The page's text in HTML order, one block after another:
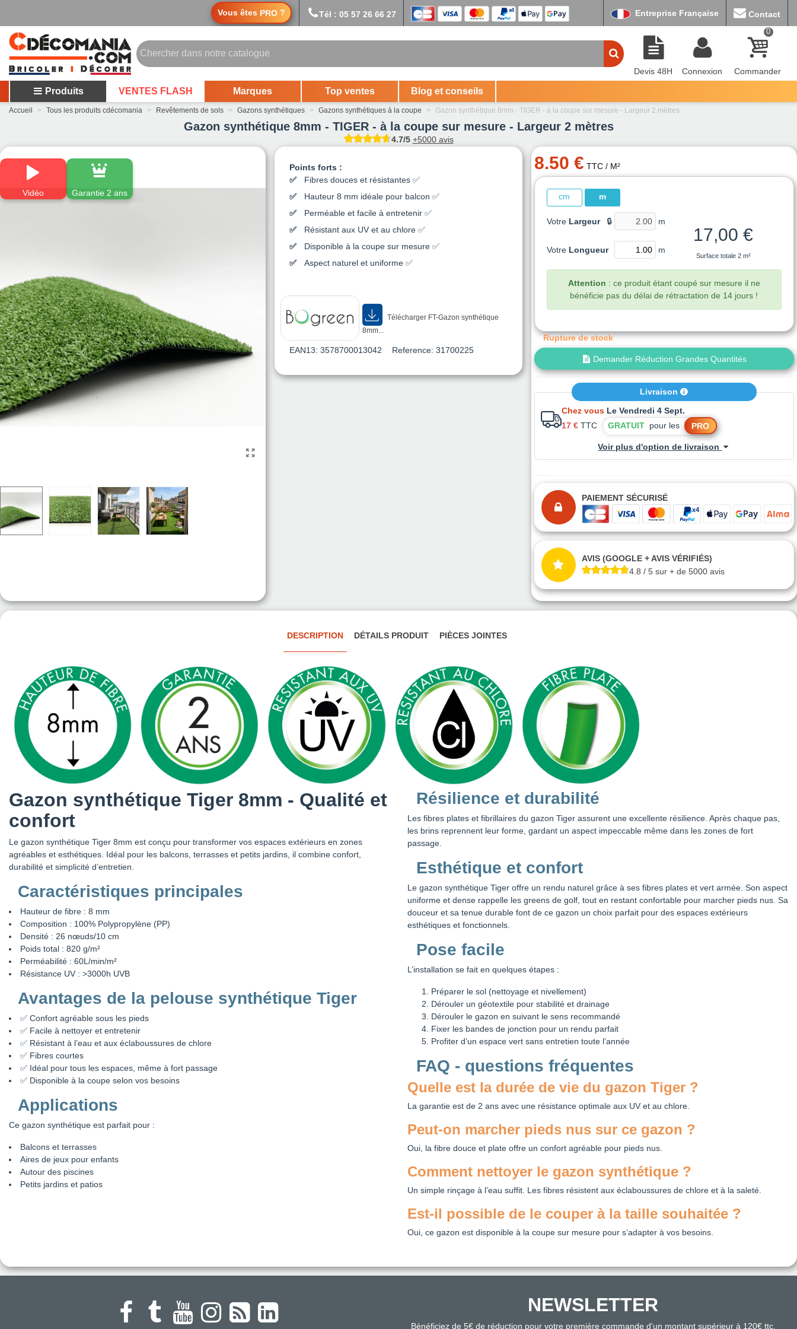
Vous êtes PRO ? Tél : 05 57 26 66 27 Entreprise Française Contact
Devis 48H Connexion
0
Commander
Produits VENTES FLASH Marques Top ventes Blog et conseils
Accueil > Tous les produits cdécomania > Revêtements de sols > Gazons synthétiques > Gazons synthétiques à la coupe > Gazon synthétique 8mm - TIGER - à la coupe sur mesure - Largeur 2 mètres
Gazon synthétique 8mm - TIGER - à la coupe sur mesure - Largeur 2 mètres
4.7/5 +5000 avis
Vidéo Garantie 2 ans
Points forts :
Fibres douces et résistantes ✅
Hauteur 8 mm idéale pour balcon ✅
Perméable et facile à entretenir ✅
Résistant aux UV et au chlore ✅
Disponible à la coupe sur mesure ✅
Aspect naturel et uniforme ✅
Télécharger FT-Gazon synthétique
8mm...
EAN13: 3578700013042 Reference: 31700225
8.50 € TTC/ M²
cm m
Votre Largeur 🔒 m
Votre Longueur m
17,00 €
Surface totale 2 m²
Attention : ce produit étant coupé sur mesure il ne
bénéficie pas du délai de rétractation de 14 jours !
Rupture de stock
Demander Réduction Grandes Quantités
Livraison
Chez vous Le Vendredi 4 Sept.
17 € TTC GRATUITpour les PRO
Voir plus d'option de livraison
PAIEMENT SÉCURISÉ
AVIS (GOOGLE + AVIS VÉRIFIÉS)
4.8 / 5 sur + de 5000 avis
DESCRIPTION DÉTAILS PRODUIT PIÈCES JOINTES
Gazon synthétique Tiger 8mm - Qualité et
confort
Le gazon synthétique Tiger 8mm est conçu pour transformer vos espaces extérieurs en zones
agréables et esthétiques. Idéal pour les balcons, terrasses et petits jardins, il combine confort,
durabilité et simplicité d’entretien.
Caractéristiques principales
Hauteur de fibre : 8 mm
Composition : 100% Polypropylène (PP)
Densité : 26 nœuds/10 cm
Poids total : 820 g/m²
Perméabilité : 60L/min/m²
Résistance UV : >3000h UVB
Avantages de la pelouse synthétique Tiger
✅ Confort agréable sous les pieds
✅ Facile à nettoyer et entretenir
✅ Résistant à l’eau et aux éclaboussures de chlore
✅ Fibres courtes
✅ Idéal pour tous les espaces, même à fort passage
✅ Disponible à la coupe selon vos besoins
Applications
Ce gazon synthétique est parfait pour :
Balcons et terrasses
Aires de jeux pour enfants
Autour des piscines
Petits jardins et patios
Résilience et durabilité
Les fibres plates et fibrillaires du gazon Tiger assurent une excellente résilience. Après chaque pas,
les brins reprennent leur forme, gardant un aspect impeccable même dans les zones de fort
passage.
Esthétique et confort
Le gazon synthétique Tiger offre un rendu naturel grâce à ses fibres plates et vert armée. Son aspect
uniforme et dense rappelle les greens de golf, tout en restant confortable pour marcher pieds nus. Sa
douceur et sa tenue durable font de ce gazon un choix parfait pour des espaces extérieurs
esthétiques et fonctionnels.
Pose facile
L’installation se fait en quelques étapes :
Préparer le sol (nettoyage et nivellement)
Dérouler un géotextile pour stabilité et drainage
Dérouler le gazon en suivant le sens recommandé
Fixer les bandes de jonction pour un rendu parfait
Profiter d’un espace vert sans entretien toute l’année
FAQ - questions fréquentes
Quelle est la durée de vie du gazon Tiger ?
La garantie est de 2 ans avec une résistance optimale aux UV et au chlore.
Peut-on marcher pieds nus sur ce gazon ?
Oui, la fibre douce et plate offre un confort agréable pour pieds nus.
Comment nettoyer le gazon synthétique ?
Un simple rinçage à l’eau suffit. Les fibres résistent aux éclaboussures de chlore et à la saleté.
Est-il possible de le couper à la taille souhaitée ?
Oui, ce gazon est disponible à la coupe sur mesure pour s’adapter à vos besoins.
NEWSLETTER
Bénéficiez de 5€ de réduction pour votre première commande d'un montant supérieur à 120€ ttc.